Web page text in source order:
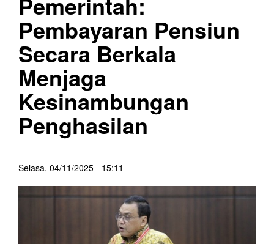
Pembayaran Pensiun
Secara Berkala
Menjaga
Kesinambungan
Penghasilan
Selasa, 04/11/2025 - 15:11